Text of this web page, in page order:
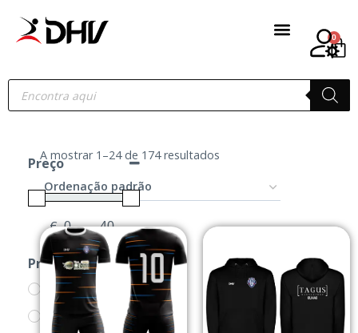
0
Preço
€
Minimum Price
-
Maximum Price
Produtos
1MFC
A. BAIRRO DOS
A mostrar 1–24 de 174 resultados